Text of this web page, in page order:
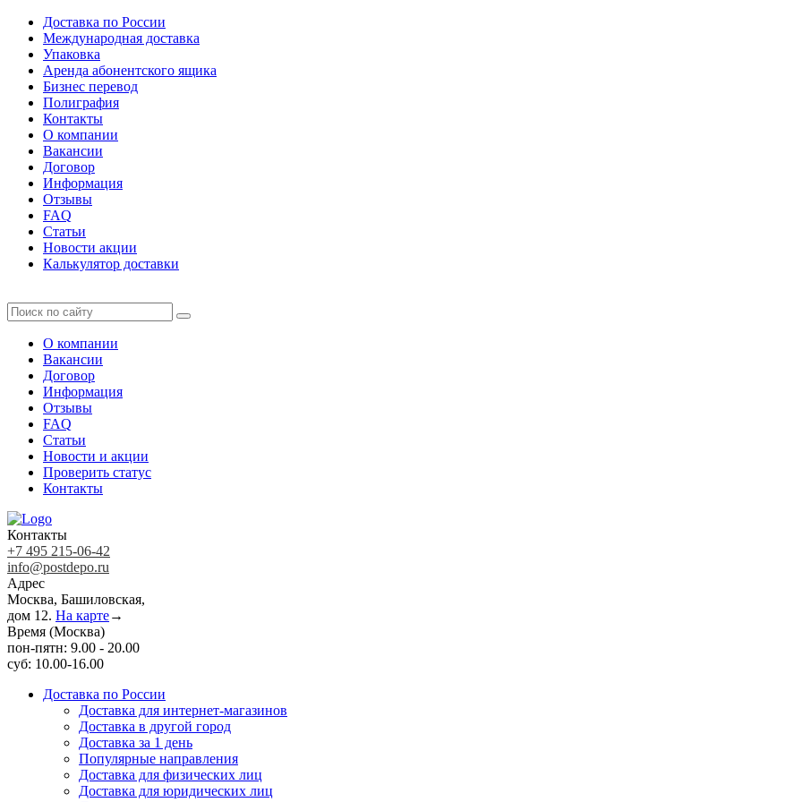
Доставка по России
Международная доставка
Упаковка
Аренда абонентского ящика
Бизнес перевод
Полиграфия
Контакты
О компании
Вакансии
Договор
Информация
Отзывы
FAQ
Статьи
Новости акции
Калькулятор доставки
О компании
Вакансии
Договор
Информация
Отзывы
FAQ
Статьи
Новости и акции
Проверить статус
Контакты
Контакты
+7 495 215-06-42
info@postdepo.ru
Адрес
Москва, Башиловская,
дом 12. На карте→
Время (Москва)
пон-пятн: 9.00 - 20.00
суб: 10.00-16.00
Доставка по России
Доставка для интернет-магазинов
Доставка в другой город
Доставка за 1 день
Популярные направления
Доставка для физических лиц
Доставка для юридических лиц